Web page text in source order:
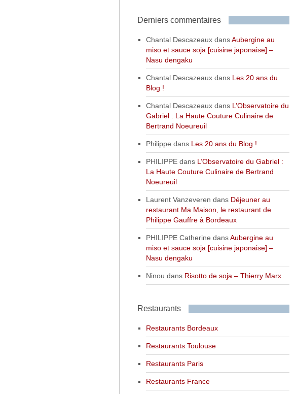
Derniers commentaires
Chantal DescazeauxdansAubergine au
miso et sauce soja [cuisine japonaise] –
Nasu dengaku
Chantal Descazeauxdans Les 20 ans du
Blog !
Chantal Descazeauxdans L’Observatoire du
Gabriel : La Haute Couture Culinaire de
Bertrand Noeureuil
Philippe dans Les 20 ans du Blog !
PHILIPPEdans L’Observatoire du Gabriel :
La Haute Couture Culinaire de Bertrand
Noeureuil
Laurent Vanzeveren dans Déjeuner au
restaurant Ma Maison, le restaurant de
Philippe Gauffre à Bordeaux
PHILIPPE Catherine dansAubergine au
miso et sauce soja [cuisine japonaise] –
Nasu dengaku
Ninou dans Risotto de soja – Thierry Marx
Restaurants
Restaurants Bordeaux
Restaurants Toulouse
Restaurants Paris
Restaurants France